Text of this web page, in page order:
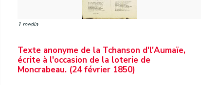
1 media
Texte anonyme de la Tchanson d'l'Aumaïe,
écrite à l'occasion de la loterie de
Moncrabeau. (24 février 1850)